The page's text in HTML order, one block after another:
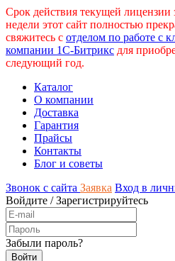
Срок действия текущей лицензии
недели этот сайт полностью
свяжитесь с отделом по работе с
компании 1С-Битрикс для
следующий год.
Каталог
О компании
Доставка
Гарантия
Прайсы
Контакты
Блог и советы
Звонок с сайта Заявка Вход в
Войдите /Зарегистрируйтесь
Забыли пароль?